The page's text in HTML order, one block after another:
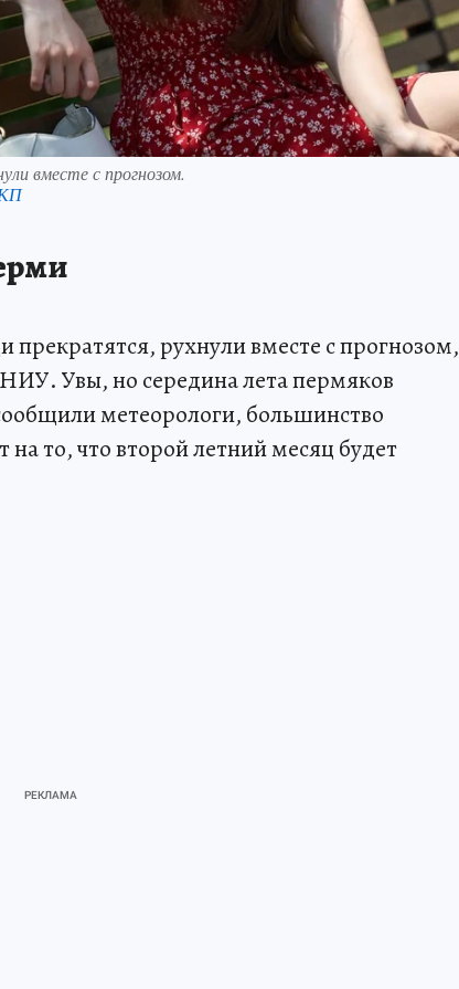
вместе с прогнозом.
рухнули вместе с прогнозом,
Увы, но середина лета пермяков
метеорологи, большинство
то, что второй летний месяц будет